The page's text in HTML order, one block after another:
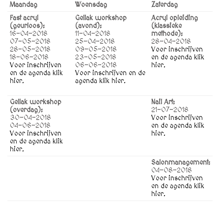
Maandag Woensdag
Zaterdag
Fast acryl
(geurloos):
16-04-2018
07-05-2018
28-05-2018
18-06-2018
Voor inschrijven
en de agenda klik
hier.
Gellak workshop
(avond):
11-04-2018
25-04-2018
09-05-2018
23-05-2018
06-06-2018
Voor inschrijven en de
agenda klik hier.
Acryl opleiding
(klassieke
methode):
28-04-2018
Voor inschrijven
en de agenda klik
hier.
Gellak workshop
(overdag):
30-04-2018
04-06-2018
Voor inschrijven
en de agenda klik
hier.
Nail Art:
21-07-2018
Voor inschrijven
en de agenda klik
hier.
Salonmanagement:
04-08-2018
Voor inschrijven
en de agenda klik
hier.